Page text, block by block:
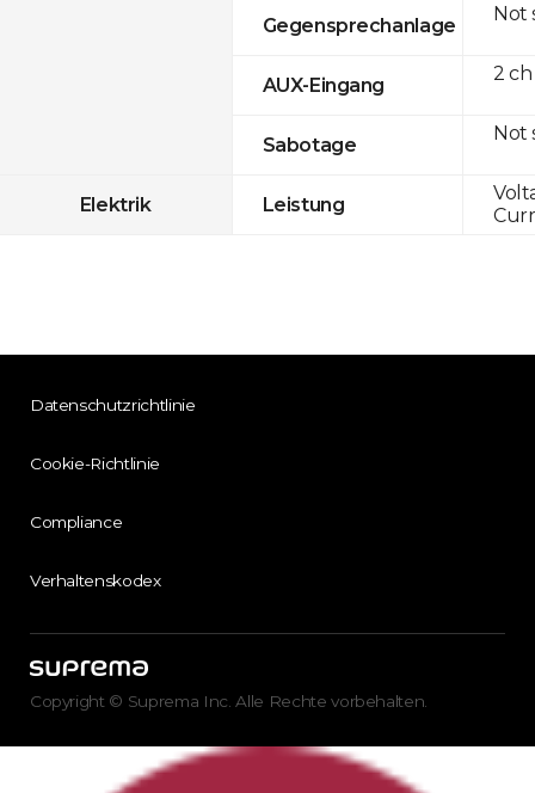
Gegensprechanlage
AUX-Eingang
Sabotage
Elektrik Leistung
Not
2
Not
Datenschutzrichtlinie
Cookie-Richtlinie
Compliance
Verhaltenskodex
Copyright © Suprema Inc. Alle Rechte vorbehalten.